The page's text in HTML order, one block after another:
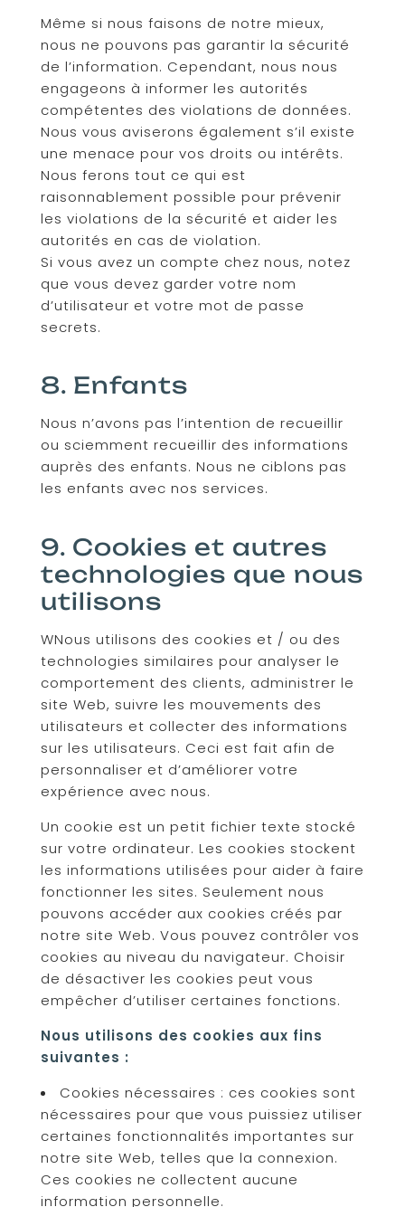
Même si nous faisons de notre mieux,
nous ne pouvons pas garantir la sécurité
de l’information. Cependant, nous nous
engageons à informer les autorités
compétentes des violations de données.
Nous vous aviserons également s’il existe
une menace pour vos droits ou intérêts.
Nous ferons tout ce qui est
raisonnablement possible pour prévenir
les violations de la sécurité et aider les
autorités en cas de violation.
Si vous avez un compte chez nous, notez
que vous devez garder votre nom
d’utilisateur et votre mot de passe
secrets.
8. Enfants
Nous n’avons pas l’intention de recueillir
ou sciemment recueillir des informations
auprès des enfants. Nous ne ciblons pas
les enfants avec nos services.
9. Cookies et autres
technologies que nous
utilisons
WNous utilisons des cookies et / ou des
technologies similaires pour analyser le
comportement des clients, administrer le
site Web, suivre les mouvements des
utilisateurs et collecter des informations
sur les utilisateurs. Ceci est fait afin de
personnaliser et d’améliorer votre
expérience avec nous.
Un cookie est un petit fichier texte stocké
sur votre ordinateur. Les cookies stockent
les informations utilisées pour aider à faire
fonctionner les sites. Seulement nous
pouvons accéder aux cookies créés par
notre site Web. Vous pouvez contrôler vos
cookies au niveau du navigateur. Choisir
de désactiver les cookies peut vous
empêcher d’utiliser certaines fonctions.
Nous utilisons des cookies aux fins
suivantes :
Cookies nécessaires : ces cookies sont
nécessaires pour que vous puissiez utiliser
certaines fonctionnalités importantes sur
notre site Web, telles que la connexion.
Ces cookies ne collectent aucune
information personnelle.